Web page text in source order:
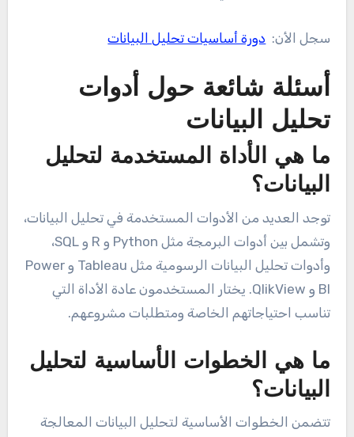
سجل الأن: دورة أساسيات تحليل البيانات
أسئلة شائعة حول أدوات
تحليل البيانات
ما هي الأداة المستخدمة لتحليل
البيانات؟
توجد العديد من الأدوات المستخدمة في تحليل البيانات،
وتشمل بين أدوات البرمجة مثل Python و R و SQL،
وأدوات تحليل البيانات الرسومية مثل Tableau و Power
BI و QlikView. يختار المستخدمون عادة الأداة التي
تناسب احتياجاتهم الخاصة ومتطلبات مشروعهم.
ما هي الخطوات الأساسية لتحليل
البيانات؟
تتضمن الخطوات الأساسية لتحليل البيانات المعالجة